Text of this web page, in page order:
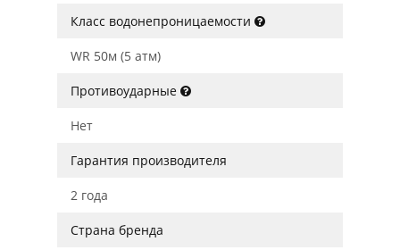
Класс водонепроницаемости
WR 50м (5 атм)
Противоударные
Нет
Гарантия производителя
2 года
Страна бренда